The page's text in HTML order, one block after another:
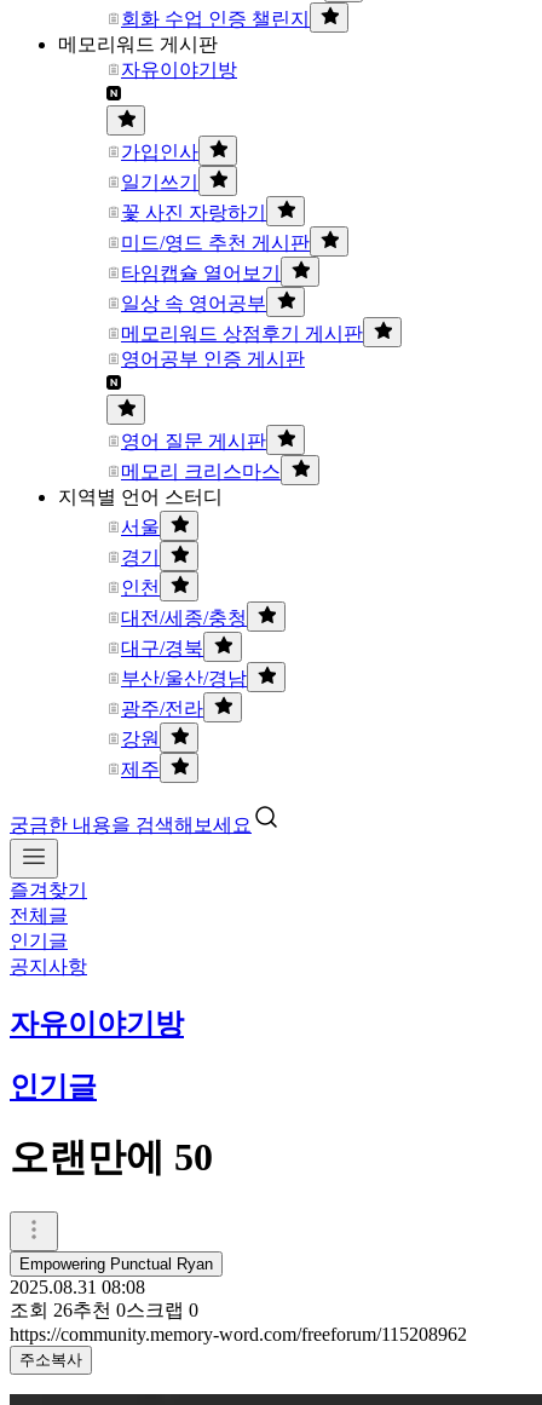
회화 수업 인증 챌린지
메모리워드 게시판
자유이야기방
가입인사
일기쓰기
꽃 사진 자랑하기
미드/영드 추천 게시판
타임캡슐 열어보기
일상 속 영어공부
메모리워드 상점후기 게시판
영어공부 인증 게시판
영어 질문 게시판
메모리 크리스마스
지역별 언어 스터디
서울
경기
인천
대전/세종/충청
대구/경북
부산/울산/경남
광주/전라
강원
제주
궁금한 내용을 검색해보세요
즐겨찾기
전체글
인기글
공지사항
자유이야기방
인기글
오랜만에 50
Empowering Punctual Ryan
2025.08.31 08:08
조회 26추천 0스크랩 0
https://community.memory-word.com/freeforum/115208962
주소복사